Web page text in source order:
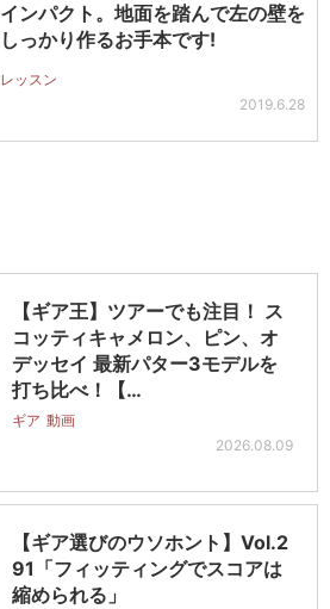
インパクト。地面を踏んで左の壁を
しっかり作るお手本です!
レッスン
2019.6.28
【ギア王】ツアーでも注目！ ス
コッティキャメロン、ピン、オ
デッセイ 最新パター3モデルを
打ち比べ！【…
ギア 動画
2026.08.09
【ギア選びのウソホント】Vol.2
91「フィッティングでスコアは
縮められる」